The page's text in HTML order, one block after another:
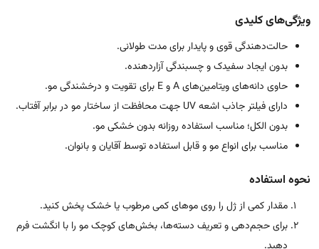
ویژگی‌های کلیدی
حالت‌دهندگی قوی و پایدار برای مدت طولانی.
بدون ایجاد سفیدک و چسبندگی آزاردهنده.
حاوی دانه‌های ویتامین‌های A و E برای تقویت و درخشندگی مو.
دارای فیلتر جاذب اشعه UV جهت محافظت از ساختار مو در برابر آفتاب.
بدون الکل؛ مناسب استفاده روزانه بدون خشکی مو.
مناسب برای انواع مو و قابل استفاده توسط آقایان و بانوان.
نحوه استفاده
مقدار کمی از ژل را روی موهای کمی مرطوب یا خشک پخش کنید.
برای حجم‌دهی و تعریف دسته‌ها، بخش‌های کوچک مو را با انگشت فرم